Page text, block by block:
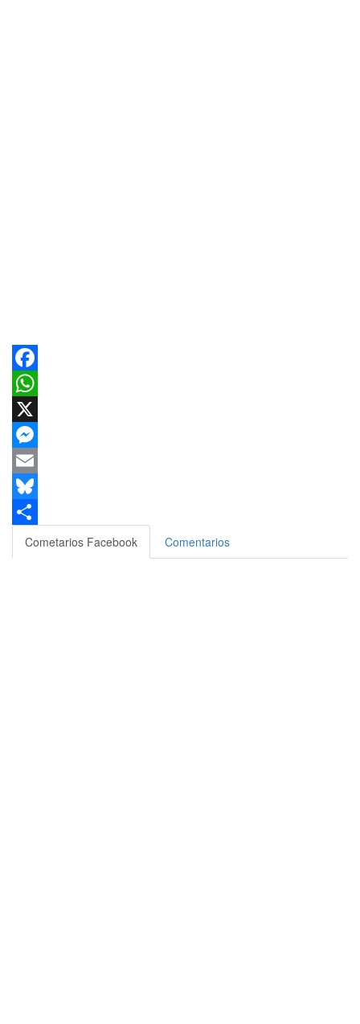
Facebook
WhatsApp
X
Messenger
Email
Bluesky
Compartir
Cometarios Facebook Comentarios